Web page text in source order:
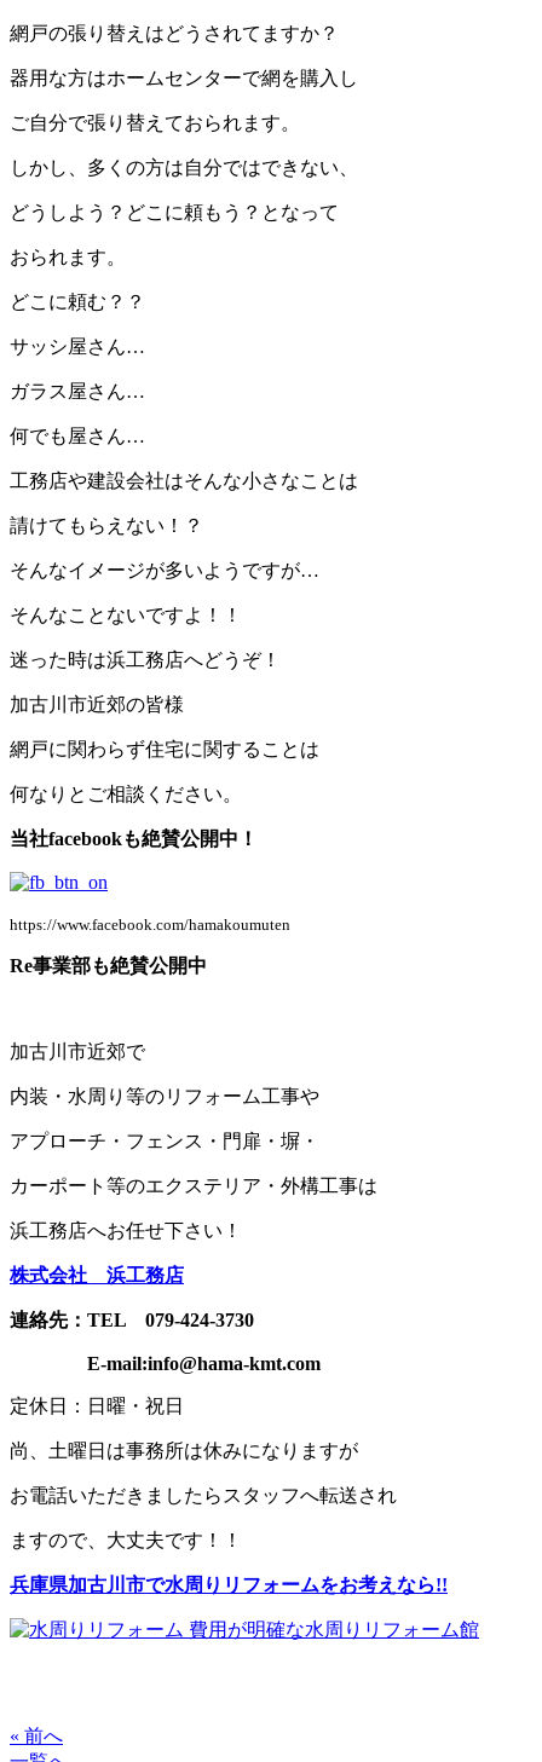
網戸の張り替えはどうされてますか？
器用な方はホームセンターで網を購入し
ご自分で張り替えておられます。
しかし、多くの方は自分ではできない、
どうしよう？どこに頼もう？となって
おられます。
どこに頼む？？
サッシ屋さん…
ガラス屋さん…
何でも屋さん…
工務店や建設会社はそんな小さなことは
請けてもらえない！？
そんなイメージが多いようですが…
そんなことないですよ！！
迷った時は浜工務店へどうぞ！
加古川市近郊の皆様
網戸に関わらず住宅に関することは
何なりとご相談ください。
当社facebookも絶賛公開中！
https://www.facebook.com/hamakoumuten
Re事業部も絶賛公開中
加古川市近郊で
内装・水周り等のリフォーム工事や
アプローチ・フェンス・門扉・塀・
カーポート 等のエクステリア・外構工事は
浜工務店へお任せ下さい！
株式会社 浜工務店
連絡先：TEL 079-424-3730
E-mail:info@hama-kmt.com
定休日：日曜・祝日
尚、土曜日は事務所は休みになりますが
お電話いただきましたらスタッフへ転送され
ますので、大丈夫です！！
兵庫県加古川市で水周りリフォームをお考えなら!!
« 前へ